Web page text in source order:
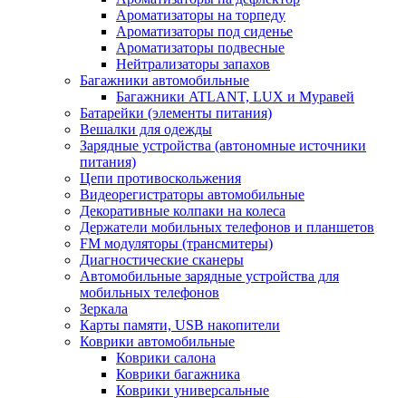
Ароматизаторы на торпеду
Ароматизаторы под сиденье
Ароматизаторы подвесные
Нейтрализаторы запахов
Багажники автомобильные
Багажники ATLANT, LUX и Муравей
Батарейки (элементы питания)
Вешалки для одежды
Зарядные устройства (автономные источники
питания)
Цепи противоскольжения
Видеорегистраторы автомобильные
Декоративные колпаки на колеса
Держатели мобильных телефонов и планшетов
FM модуляторы (трансмитеры)
Диагностические сканеры
Автомобильные зарядные устройства для
мобильных телефонов
Зеркала
Карты памяти, USB накопители
Коврики автомобильные
Коврики салона
Коврики багажника
Коврики универсальные